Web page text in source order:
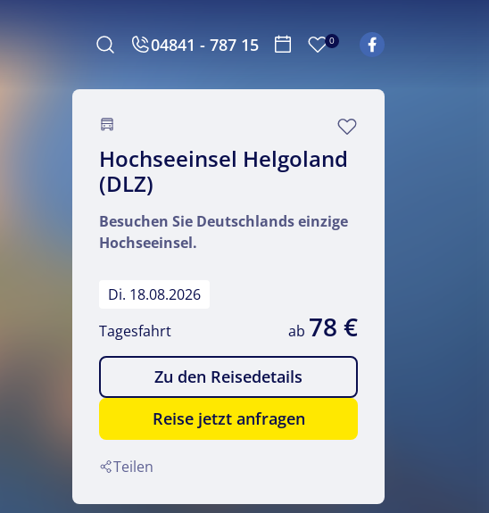
04841 - 787 15 0
Hochseeinsel Helgoland
(DLZ)
Besuchen Sie Deutschlands einzige
Hochseeinsel.
Di. 18.08.2026
Tagesfahrt
ab 78 €
Zu den Reisedetails
Reise jetzt anfragen
Teilen